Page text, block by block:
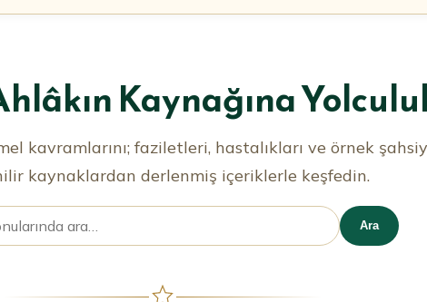
Kaynağına
kavramlarını; faziletleri, hastalıkları ve örnek
kaynaklardan derlenmiş içeriklerle keşfedin.
Ara